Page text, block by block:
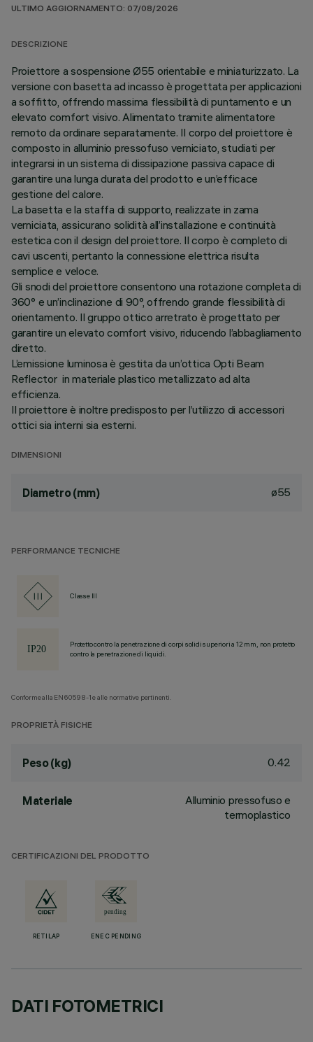
ULTIMO AGGIORNAMENTO: 07/08/2026
DESCRIZIONE
Proiettore a sospensione Ø55 orientabile e miniaturizzato. La
versione con basetta ad incasso è progettata per applicazioni
a soffitto, offrendo massima flessibilità di puntamento e un
elevato comfort visivo. Alimentato tramite alimentatore
remoto da ordinare separatamente. Il corpo del proiettore è
composto in alluminio pressofuso verniciato, studiati per
integrarsi in un sistema di dissipazione passiva capace di
garantire una lunga durata del prodotto e un’efficace
gestione del calore.
La basetta e la staffa di supporto, realizzate in zama
verniciata, assicurano solidità all’installazione e continuità
estetica con il design del proiettore. Il corpo è completo di
cavi uscenti, pertanto la connessione elettrica risulta
semplice e veloce.
Gli snodi del proiettore consentono una rotazione completa di
360° e un’inclinazione di 90°, offrendo grande flessibilità di
orientamento. Il gruppo ottico arretrato è progettato per
garantire un elevato comfort visivo, riducendo l’abbagliamento
diretto.
L’emissione luminosa è gestita da un’ottica Opti Beam
Reflector in materiale plastico metallizzato ad alta
efficienza.
Il proiettore è inoltre predisposto per l’utilizzo di accessori
ottici sia interni sia esterni.
DIMENSIONI
Diametro (mm) ø55
PERFORMANCE TECNICHE
Classe III
Protetto contro la penetrazione di corpi solidi superiori a 12 mm, non protetto
contro la penetrazione di liquidi.
Conforme alla EN60598-1 e alle normative pertinenti.
PROPRIETÀ FISICHE
Peso (kg) 0.42
Materiale
Alluminio pressofuso e
termoplastico
CERTIFICAZIONI DEL PRODOTTO
RETILAP ENEC PENDING
DATI FOTOMETRICI